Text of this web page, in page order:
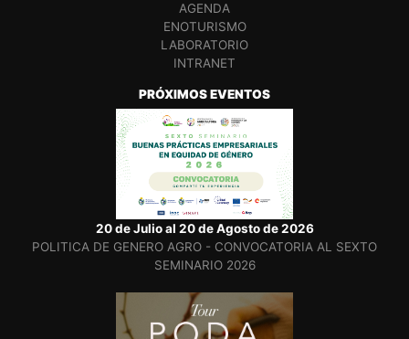
AGENDA
ENOTURISMO
LABORATORIO
INTRANET
PRÓXIMOS EVENTOS
20 de Julio al 20 de Agosto de 2026
POLITICA DE GENERO AGRO - CONVOCATORIA AL SEXTO
SEMINARIO 2026